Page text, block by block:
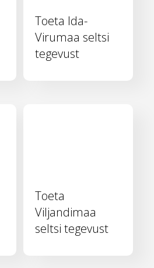
Toeta Ida-
Virumaa seltsi
tegevust
Toeta
Viljandimaa
seltsi tegevust